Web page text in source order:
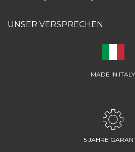
UNSER VERSPRECHEN
MADE IN ITALY
5 JAHRE